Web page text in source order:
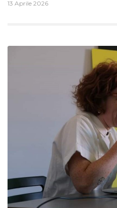
13 Aprile 2026